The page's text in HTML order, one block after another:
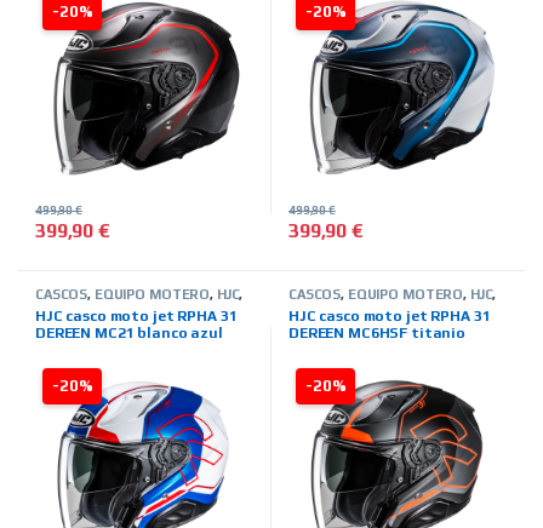
-20%
399,90€
499,90€
Este producto tiene múltiples variantes. Las opciones se
-20%
399,90€
499,90€
Este producto tiene múltiples
-20%
CASCOS, EQUIPO MOTERO, HJC,
HJC casco moto jet RPHA 31
DEREEN MC21 blanco azul
-20%
CASCOS, EQUIPO MOTERO, HJC,
HJC casco moto jet RPHA 31
DEREEN MC6HSF titanio